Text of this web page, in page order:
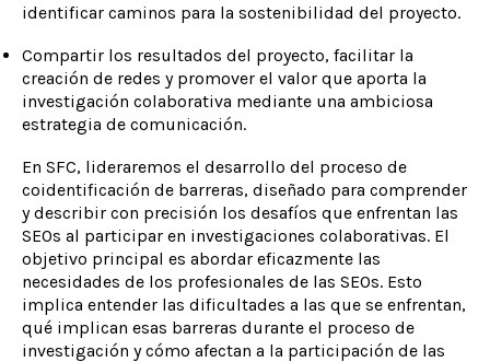
identificar caminos para la sostenibilidad del proyecto.
Compartir los resultados del proyecto, facilitar la
creación de redes y promover el valor que aporta la
investigación colaborativa mediante una ambiciosa
estrategia de comunicación.
En SFC, lideraremos el desarrollo del proceso de
coidentificación de barreras, diseñado para comprender
y describir con precisión los desafíos que enfrentan las
SEOs al participar en investigaciones colaborativas. El
objetivo principal es abordar eficazmente las
necesidades de los profesionales de las SEOs. Esto
implica entender las dificultades a las que se enfrentan,
qué implican esas barreras durante el proceso de
investigación y cómo afectan a la participación de las